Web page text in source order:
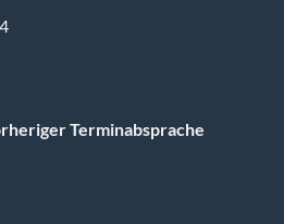
Terminabsprache